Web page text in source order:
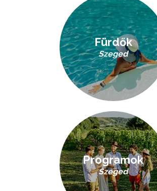
Fürdők
Szeged
Programok
Szeged